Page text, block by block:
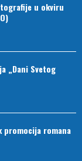
u okviru
„Dani Svetog
romana